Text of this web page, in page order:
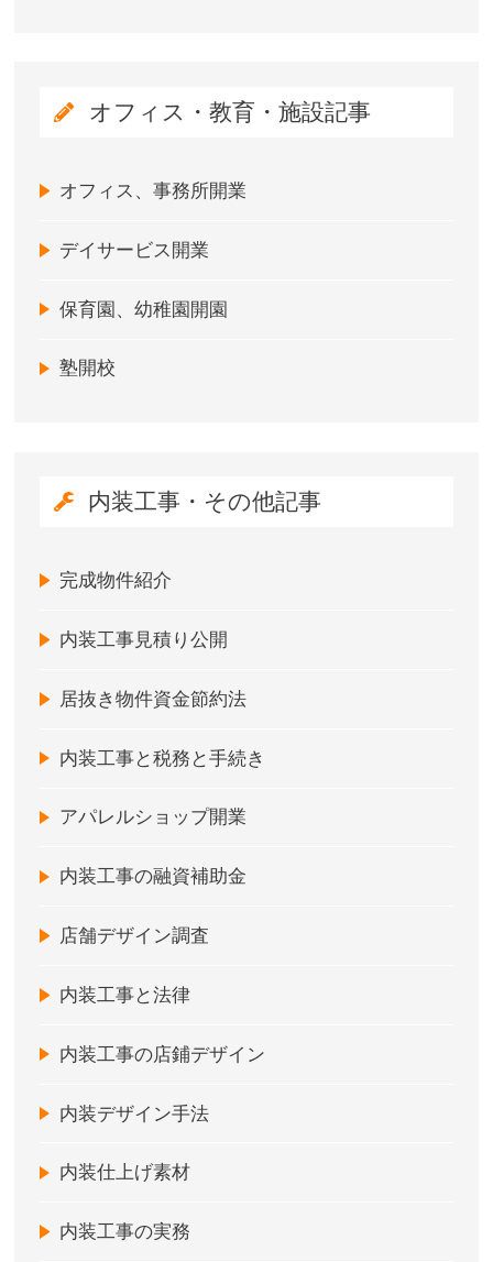
オフィス・教育・施設記事
オフィス、事務所開業
デイサービス開業
保育園、幼稚園開園
塾開校
内装工事・その他記事
完成物件紹介
内装工事見積り公開
居抜き物件資金節約法
内装工事と税務と手続き
アパレルショップ開業
内装工事の融資補助金
店舗デザイン調査
内装工事と法律
内装工事の店鋪デザイン
内装デザイン手法
内装仕上げ素材
内装工事の実務